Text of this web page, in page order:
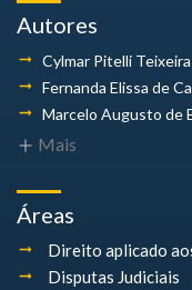
Autores
Cylmar Pitelli
Fernanda Elissa de
Marcelo Augusto de
Mais
Áreas
Direito aplicado
Disputas Judiciais